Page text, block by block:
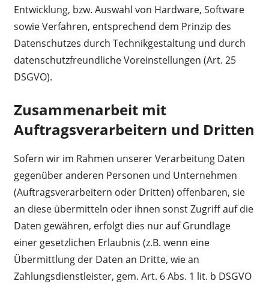
Entwicklung, bzw. Auswahl von Hardware, Software
sowie Verfahren, entsprechend dem Prinzip des
Datenschutzes durch Technikgestaltung und durch
datenschutzfreundliche Voreinstellungen (Art. 25
DSGVO).
Zusammenarbeit mit
Auftragsverarbeitern und Dritten
Sofern wir im Rahmen unserer Verarbeitung Daten
gegenüber anderen Personen und Unternehmen
(Auftragsverarbeitern oder Dritten) offenbaren, sie
an diese übermitteln oder ihnen sonst Zugriff auf die
Daten gewähren, erfolgt dies nur auf Grundlage
einer gesetzlichen Erlaubnis (z.B. wenn eine
Übermittlung der Daten an Dritte, wie an
Zahlungsdienstleister, gem. Art. 6 Abs. 1 lit. b DSGVO